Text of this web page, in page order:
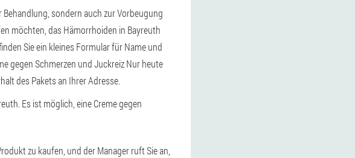
sondern auch zur Vorbeugung
möchten, das Hämorrhoiden in Bayreuth
Sie ein kleines Formular für Name und
gegen Schmerzen und Juckreiz Nur heute
des Pakets an Ihrer Adresse.
Es ist möglich, eine Creme gegen
zu kaufen, und der Manager ruft Sie an,